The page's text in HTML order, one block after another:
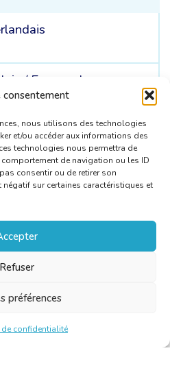
consentement
nous utilisons des technologies
et/ou accéder aux informations des
technologies nous permettra de
de navigation ou les ID
consentir ou de retirer son
sur certaines caractéristiques et
Refuser
préférences
confidentialité
/ Espagnol